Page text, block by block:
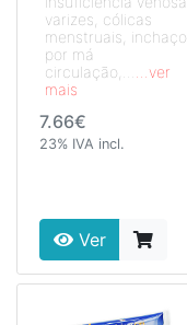
varizes, cólicas
menstruais, inchaço
por má
circulação,...
...ver
mais
7.66€
23% IVA incl.
Ver